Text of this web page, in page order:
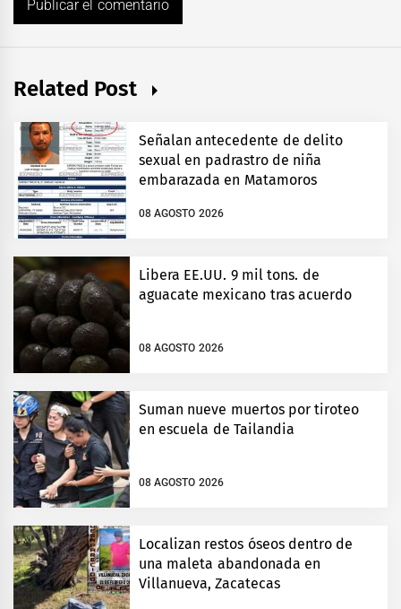
Related Post
Señalan antecedente de delito
sexual en padrastro de niña
embarazada en Matamoros
08 AGOSTO 2026
Libera EE.UU. 9 mil tons. de
aguacate mexicano tras acuerdo
08 AGOSTO 2026
Suman nueve muertos por tiroteo
en escuela de Tailandia
08 AGOSTO 2026
Localizan restos óseos dentro de
una maleta abandonada en
Villanueva, Zacatecas